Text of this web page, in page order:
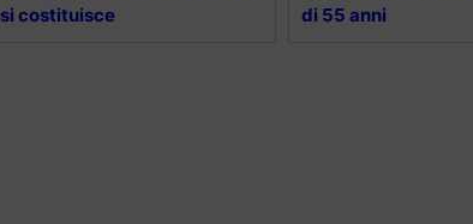
si costituisce
di 55 anni